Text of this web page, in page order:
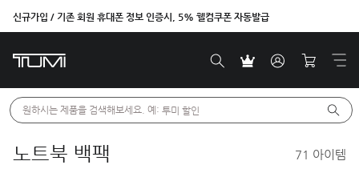
신규가입 / 기존 회원 휴대폰 정보 인증시, 5% 웰컴쿠폰 자동발급
원하시는 제품을 검색해보세요. 예: 투미 할인
노트북 백팩 71 아이템